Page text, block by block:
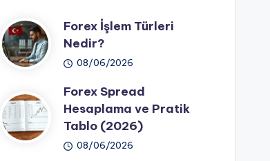
Forex İşlem Türleri
Nedir?
08/06/2026
Forex Spread
Hesaplama ve Pratik
Tablo (2026)
08/06/2026